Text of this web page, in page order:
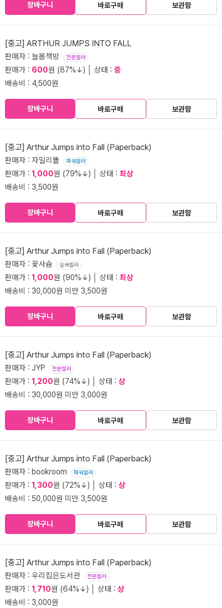
장바구니 바로구매 보관함
[중고] ARTHUR JUMPS INTO FALL
판매자 : 늘봄책방 전문셀러
판매가 : 600원 (87%↓) │ 상태 : 중
배송비 : 4,500원
장바구니 바로구매 보관함
[중고] Arthur Jumps into Fall (Paperback)
판매자 : 자일리똘 파워셀러
판매가 : 1,000원 (79%↓) │ 상태 : 최상
배송비 : 3,500원
장바구니 바로구매 보관함
[중고] Arthur Jumps into Fall (Paperback)
판매자 : 꽃사슘 실버셀러
판매가 : 1,000원 (90%↓) │ 상태 : 최상
배송비 : 30,000원 미만 3,500원
장바구니 바로구매 보관함
[중고] Arthur Jumps into Fall (Paperback)
판매자 : JYP 전문셀러
판매가 : 1,200원 (74%↓) │ 상태 : 상
배송비 : 30,000원 미만 3,000원
장바구니 바로구매 보관함
[중고] Arthur Jumps into Fall (Paperback)
판매자 : bookroom 파워셀러
판매가 : 1,300원 (72%↓) │ 상태 : 상
배송비 : 50,000원 미만 3,500원
장바구니 바로구매 보관함
[중고] Arthur Jumps into Fall (Paperback)
판매자 : 우리집은도서관 전문셀러
판매가 : 1,710원 (64%↓) │ 상태 : 상
배송비 : 3,000원